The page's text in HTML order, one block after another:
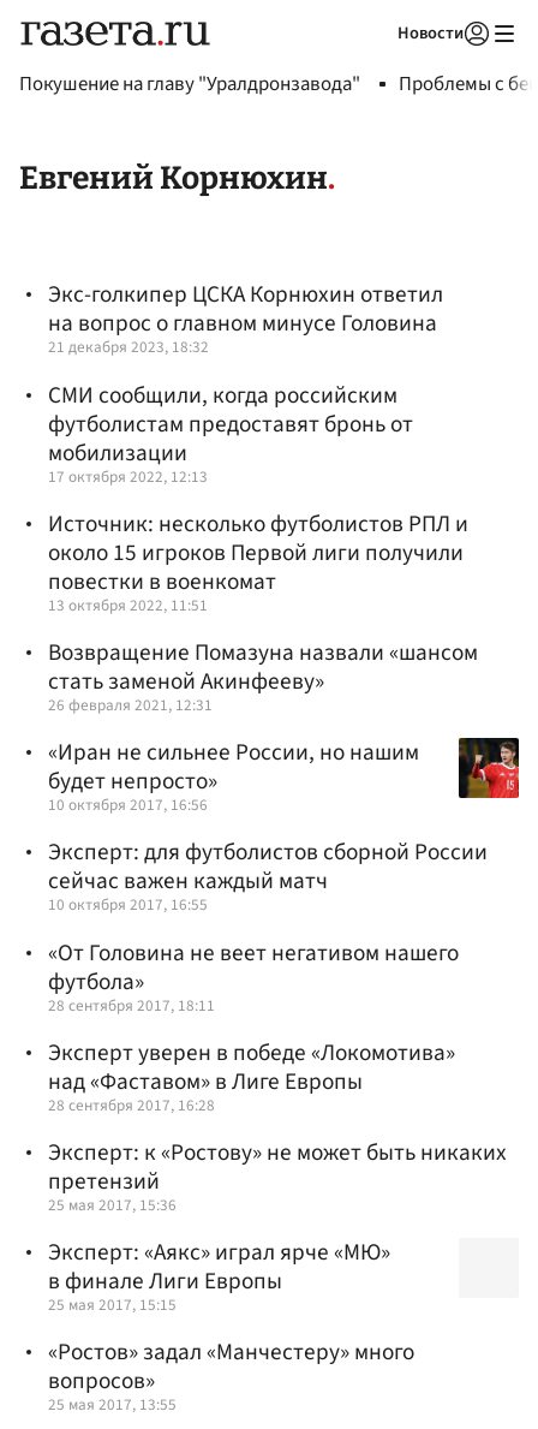
Новости
Покушение на главу "Уралдронзавода" Проблемы с
Евгений Корнюхин
Экс-голкипер ЦСКА Корнюхин ответил
на вопрос о главном минусе Головина
21 декабря 2023, 18:32
СМИ сообщили, когда российским
футболистам предоставят бронь от
мобилизации
17 октября 2022, 12:13
Источник: несколько футболистов РПЛ и
около 15 игроков Первой лиги получили
повестки в военкомат
13 октября 2022, 11:51
Возвращение Помазуна назвали «шансом
стать заменой Акинфееву»
26 февраля 2021, 12:31
«Иран не сильнее России, но нашим
будет непросто»
10 октября 2017, 16:56
Эксперт: для футболистов сборной России
сейчас важен каждый матч
10 октября 2017, 16:55
«От Головина не веет негативом нашего
футбола»
28 сентября 2017, 18:11
Эксперт уверен в победе «Локомотива»
над «Фаставом» в Лиге Европы
28 сентября 2017, 16:28
Эксперт: к «Ростову» не может быть никаких
претензий
25 мая 2017, 15:36
Эксперт: «Аякс» играл ярче «МЮ»
в финале Лиги Европы
25 мая 2017, 15:15
«Ростов» задал «Манчестеру» много
вопросов»
25 мая 2017, 13:55